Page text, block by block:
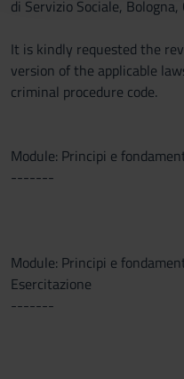
raccolto dal tuo utilizzo
di Servizio Sociale,
It is kindly requested the
version of the applicable
criminal procedure code.
Module: Principi e
-------
Module: Principi e
Esercitazione
-------